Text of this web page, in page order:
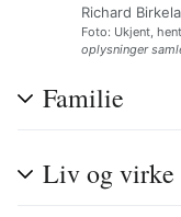
Richard
Foto: Ukjent,
oplysninger
Familie
Liv og virke